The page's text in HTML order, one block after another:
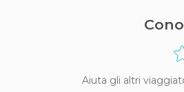
Aiuta gli altri